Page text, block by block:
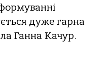
дуже гарна
Ганна Качур.